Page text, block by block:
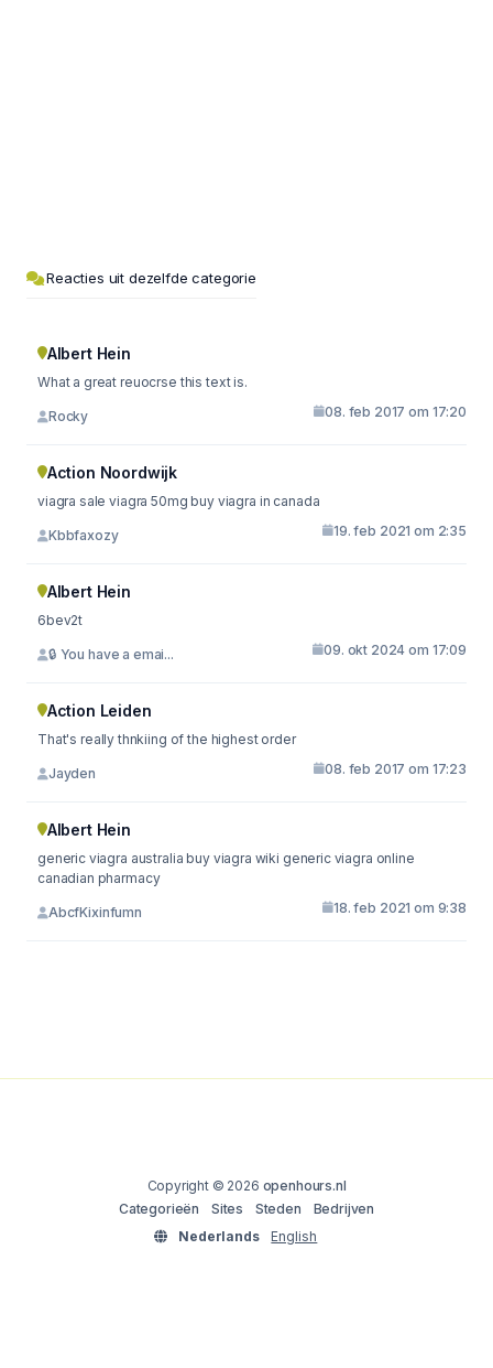
Reacties uit dezelfde categorie
Albert Hein
What a great reuocrse this text is.
Rocky 08. feb 2017 om 17:20
Action Noordwijk
viagra sale viagra 50mg buy viagra in canada
Kbbfaxozy 19. feb 2021 om 2:35
Albert Hein
6bev2t
🔒 You have a emai... 09. okt 2024 om 17:09
Action Leiden
That's really thnkiing of the highest order
Jayden 08. feb 2017 om 17:23
Albert Hein
generic viagra australia buy viagra wiki generic viagra online
canadian pharmacy
AbcfKixinfumn 18. feb 2021 om 9:38
Copyright © 2026 openhours.nl
Categorieën
Sites Steden
Bedrijven
Nederlands
English